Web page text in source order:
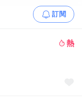
訂閱